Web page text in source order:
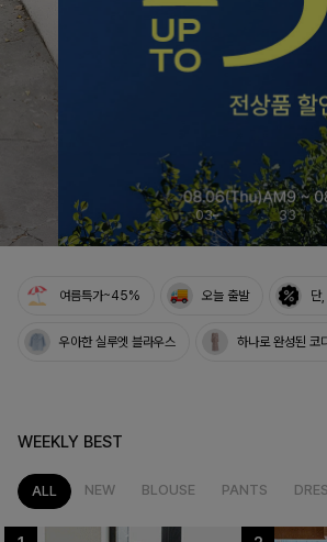
03 33
여름특가~45% 오늘 출발 단
우아한 실루엣 블라우스 하나로 완성된 코
WEEKLY BEST
ALL NEW BLOUSE PANTS